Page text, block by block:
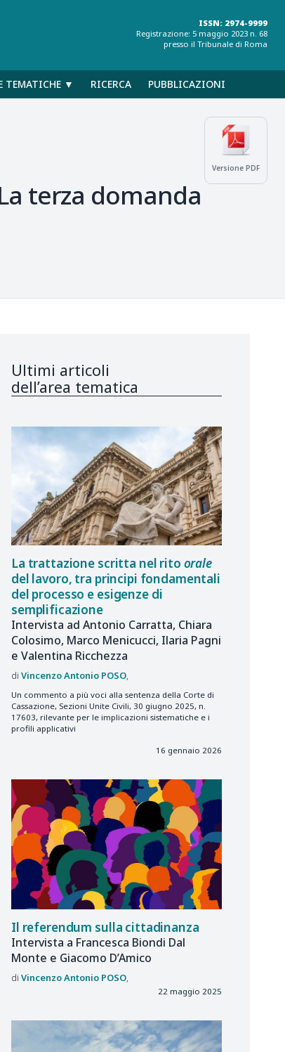
ISSN: 2974-9999
Registrazione: 5 maggio 2023 n. 68
presso il Tribunale di Roma
TEMATICHE ▼ RICERCA PUBBLICAZIONI
Versione PDF
terza domanda
Ultimi articoli
dell’area tematica
La trattazione scritta nel rito orale
del lavoro, tra principi fondamentali
del processo e esigenze di
semplificazione
Intervista ad Antonio Carratta, Chiara
Colosimo, Marco Menicucci, Ilaria Pagni
e Valentina Ricchezza
Vincenzo Antonio POSO
Un commento a più voci alla sentenza della Corte di
Cassazione, Sezioni Unite Civili, 30 giugno 2025, n.
17603, rilevante per le implicazioni sistematiche e i
profili applicativi
16 gennaio 2026
Il referendum sulla cittadinanza
Intervista a Francesca Biondi Dal
Monte e Giacomo D’Amico
Vincenzo Antonio POSO
22 maggio 2025